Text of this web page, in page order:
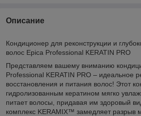
Описание
Кондиционер для реконструкции и
волос Epica Professional KERATIN PRO
Представляем вашему вниманию
Professional KERATIN PRO – идеальное
восстановления и питания волос! Этот
гидролизованным кератином мягко
питает волосы, придавая им здоровый
комплекс KERAMIX™ замедляет разрыв